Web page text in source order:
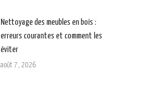
Nettoyage des meubles en bois :
erreurs courantes et comment les
éviter
août 7, 2026